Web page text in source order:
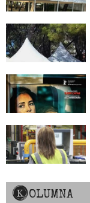
KOLUMNA